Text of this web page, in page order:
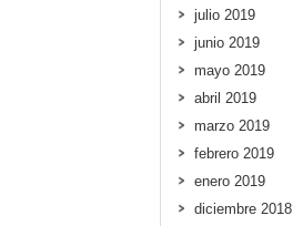
julio 2019
junio 2019
mayo 2019
abril 2019
marzo 2019
febrero 2019
enero 2019
diciembre 2018